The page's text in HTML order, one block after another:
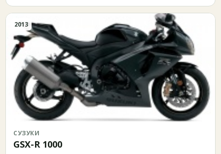
2013
СУЗУКИ
GSX-R 1000